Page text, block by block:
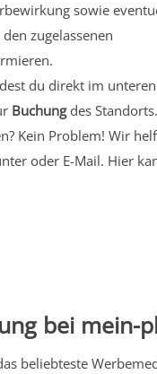
sowie
zugelassenen
du direkt im
Buchungdes Standorts.
Kein Problem! Wir
oder E-Mail. Hier
bei mein-
beliebteste